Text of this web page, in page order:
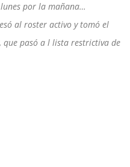
por la mañana…
al roster activo y tomó el
, que pasó a l lista restrictiva de